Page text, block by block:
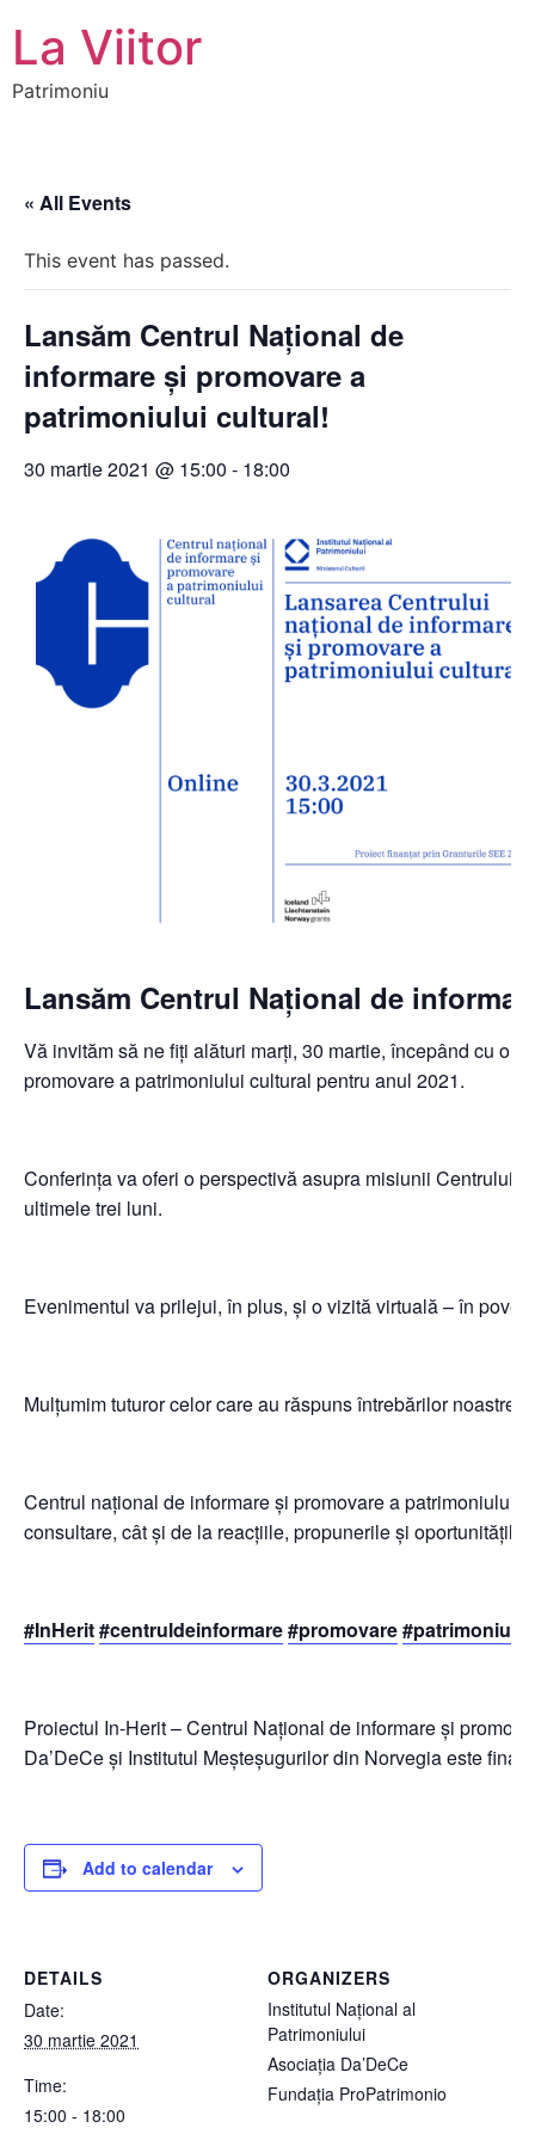
conținut
La Viitor
Patrimoniu
« All Events
This event has passed.
Lansăm Centrul Național de
informare și promovare a
patrimoniului cultural!
30 martie 2021 @ 15:00 - 18:00
Lansăm Centrul Național de
Vă invităm să ne fiți alături marți, 30 martie, începând cu
promovare a patrimoniului cultural pentru anul 2021.
Conferința va oferi o perspectivă asupra misiunii Centrului
ultimele trei luni.
Evenimentul va prilejui, în plus, și o vizită virtuală – în
Mulțumim tuturor celor care au răspuns întrebărilor noastre
Centrul național de informare și promovare a patrimoniului
consultare, cât și de la reacțiile, propunerile și
#InHerit#centruldeinformare#promovare#patrimoniu
Proiectul In-Herit – Centrul Național de informare și
Da’DeCe și Institutul Meșteșugurilor din Norvegia este
Add to calendar
DETAILS
Date:
30 martie 2021
Time:
15:00 - 18:00
ORGANIZERS
Institutul Național al
Patrimoniului
Asociația Da’DeCe
Fundația ProPatrimonio